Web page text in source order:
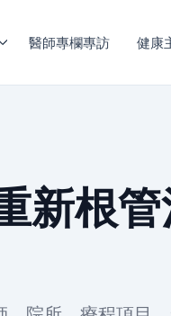
醫師專欄專訪 健康
新根